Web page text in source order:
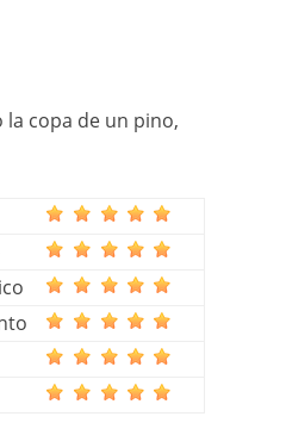
copa de un pino,